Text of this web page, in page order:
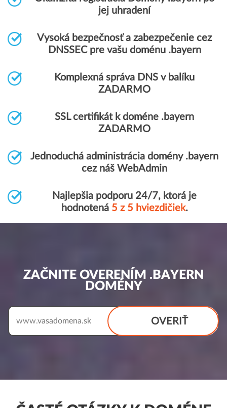
jej uhradení
Vysoká bezpečnosť a zabezpečenie cez
DNSSEC pre vašu doménu .bayern
Komplexná správa DNS v balíku
ZADARMO
SSL certifikát k doméne .bayern
ZADARMO
Jednoduchá administrácia domény .bayern
cez náš WebAdmin
Najlepšia podporu 24/7, ktorá je
hodnotená 5 z 5 hviezdičiek.
ZAČNITE OVERENÍM .BAYERN
DOMÉNY
OVERIŤ
www.